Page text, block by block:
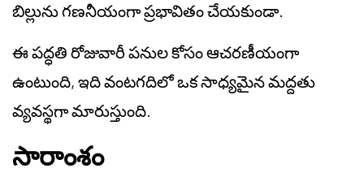
బిల్లును గణనీయంగా ప్రభావితం చేయకుండా.
ఈ పద్ధతి రోజువారీ పనుల కోసం ఆచరణీయంగా
ఉంటుంది, ఇది వంటగదిలో ఒక సాధ్యమైన మద్దతు
వ్యవస్థగా మారుస్తుంది.
సారాంశం